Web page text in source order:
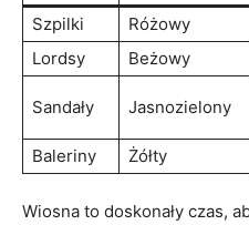
Szpilki Różowy
Lordsy
Beżowy
Sandały Jasnozielony
Baleriny
Żółty
Wiosna to doskonały czas,